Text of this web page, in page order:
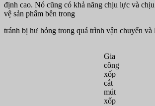
định cao. Nó cũng có khả năng chịu lực và
vệ sản phẩm bên trong
tránh bị hư hỏng trong quá trình vận chuyển và
Gia
công
xốp
cắt
mút
xốp